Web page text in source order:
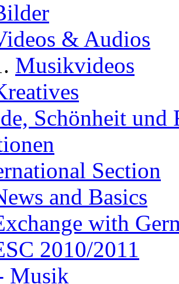
& Audios
Musikvideos
Schönheit und
Section
and Basics
with
2010/2011
Musik